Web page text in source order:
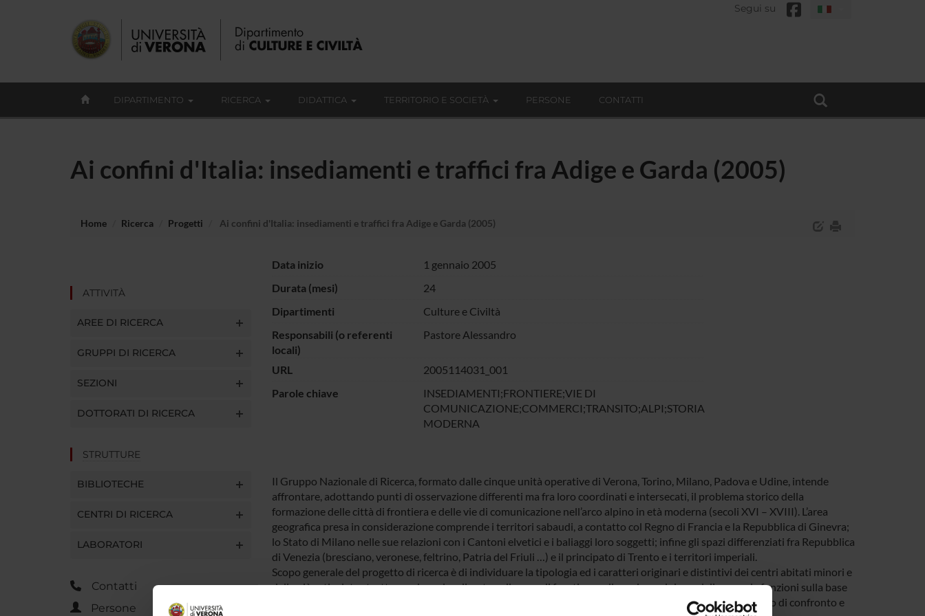
Segui su
DIPARTIMENTO RICERCA DIDATTICA TERRITORIO E SOCIETÀ PERSONE CONTATTI
Ai confini d'Italia: insediamenti e traffici fra Adige e Garda (2005)
Home Ricerca Progetti Ai confini d'Italia: insediamenti e traffici fra Adige e Garda (2005)
ATTIVITÀ
AREE DI RICERCA
GRUPPI DI RICERCA
SEZIONI
DOTTORATI DI RICERCA
STRUTTURE
BIBLIOTECHE
CENTRI DI RICERCA
LABORATORI
Contatti
Persone
Data inizio
1 gennaio 2005
Durata (mesi)
24
Dipartimenti
Culture e Civiltà
Responsabili (o referenti
locali)
Pastore Alessandro
URL
2005114031_001
Parole chiave
INSEDIAMENTI;FRONTIERE;VIE DI
COMUNICAZIONE;COMMERCI;TRANSITO;ALPI;STORIA
MODERNA
Il Gruppo Nazionale di Ricerca, formato dalle cinque unità operative di Verona, Torino, Milano, Padova e Udine, intende
affrontare, adottando punti di osservazione differenti ma fra loro coordinati e intersecati, il problema storico della
formazione delle città di frontiera e delle vie di comunicazione nell’arco alpino in età moderna (secoli XVI – XVIII). L’area
geografica presa in considerazione comprende i territori sabaudi, a contatto col Regno di Francia e la Repubblica di Ginevra;
lo Stato di Milano nelle sue relazioni con i Cantoni elvetici e i baliaggi loro soggetti; infine gli spazi differenziati fra Repubblica
di Venezia (bresciano, veronese, feltrino, Patria del Friuli …) e il principato di Trento e i territori imperiali.
Scopo generale del progetto di ricerca è di individuare la tipologia ed i caratteri originari e distintivi dei centri abitati minori e
delle più articolate strutture urbane localizzate nelle aree di frontiera nella regione alpina e delinearne le funzioni sulla base
di una duplicità di concetto di frontiera in quanto linea di separazione e di demarcazione e in quanto terreno di confronto e